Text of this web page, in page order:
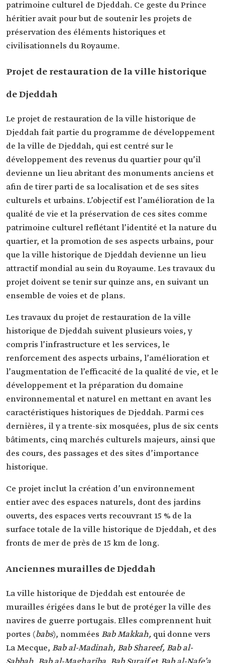
patrimoine culturel de Djeddah. Ce geste du Prince
héritier avait pour but de soutenir les projets de
préservation des éléments historiques et
civilisationnels du Royaume.
Projet de restauration de la ville historique
de Djeddah
Le projet de restauration de la ville historique de
Djeddah fait partie du programme de développement
de la ville de Djeddah, qui est centré sur le
développement des revenus du quartier pour qu’il
devienne un lieu abritant des monuments anciens et
afin de tirer parti de sa localisation et de ses sites
culturels et urbains. L’objectif est l’amélioration de la
qualité de vie et la préservation de ces sites comme
patrimoine culturel reflétant l’identité et la nature du
quartier, et la promotion de ses aspects urbains, pour
que la ville historique de Djeddah devienne un lieu
attractif mondial au sein du Royaume. Les travaux du
projet doivent se tenir sur quinze ans, en suivant un
ensemble de voies et de plans.
Les travaux du projet de restauration de la ville
historique de Djeddah suivent plusieurs voies, y
compris l’infrastructure et les services, le
renforcement des aspects urbains, l’amélioration et
l’augmentation de l’efficacité de la qualité de vie, et le
développement et la préparation du domaine
environnemental et naturel en mettant en avant les
caractéristiques historiques de Djeddah. Parmi ces
dernières, il y a trente-six mosquées, plus de six cents
bâtiments, cinq marchés culturels majeurs, ainsi que
des cours, des passages et des sites d’importance
historique.
Ce projet inclut la création d’un environnement
entier avec des espaces naturels, dont des jardins
ouverts, des espaces verts recouvrant 15 % de la
surface totale de la ville historique de Djeddah, et des
fronts de mer de près de 15 km de long.
Anciennes murailles de Djeddah
La ville historique de Djeddah est entourée de
murailles érigées dans le but de protéger la ville des
navires de guerre portugais. Elles comprennent huit
portes (babs), nommées Bab Makkah, qui donne vers
La Mecque, Bab al-Madinah, Bab Shareef, Bab al-